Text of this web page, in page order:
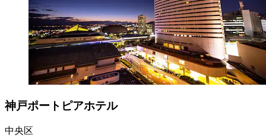
神戸ポートピアホテル
中央区